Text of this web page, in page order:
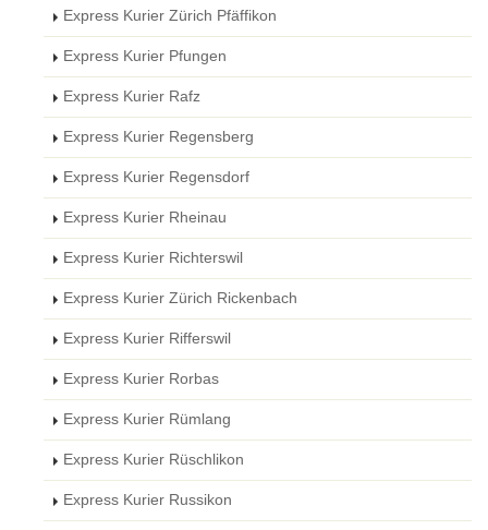
Express Kurier Zürich Pfäffikon
Express Kurier Pfungen
Express Kurier Rafz
Express Kurier Regensberg
Express Kurier Regensdorf
Express Kurier Rheinau
Express Kurier Richterswil
Express Kurier Zürich Rickenbach
Express Kurier Rifferswil
Express Kurier Rorbas
Express Kurier Rümlang
Express Kurier Rüschlikon
Express Kurier Russikon